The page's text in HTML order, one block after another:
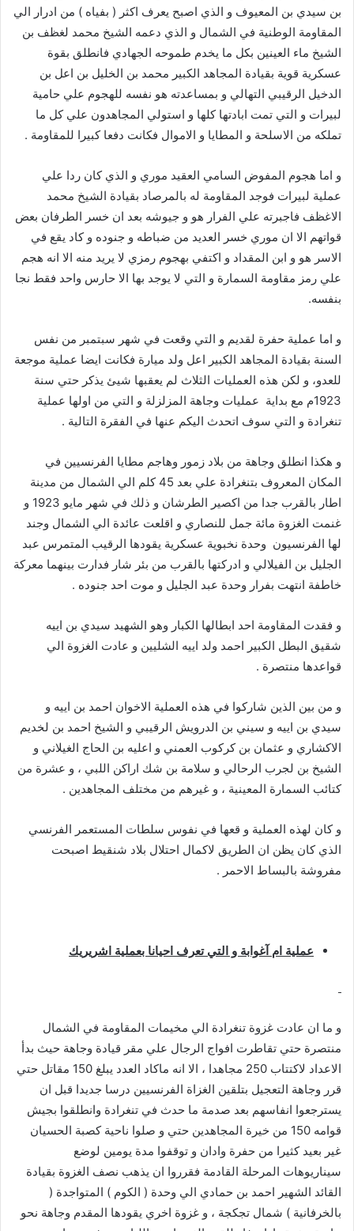
بن سيدي بن المعيوف و الذي اصبح يعرف اكثر ( بفياه ) من ادرار الي
المقاومة الوطنية في الشمال و الذي دعمه الشيخ محمد لغظف بن
الشيخ ماء العينين بكل ما يخدم طموحه الجهادي فانطلق بقوة
عسكرية قوية بقيادة المجاهد الكبير محمد بن الخليل بن اعل بن
الدخيل الرقيبي التهالي و بمساعدته هو نفسه للهجوم علي حامية
لبيرات و التي تمت ابادتها كلها و استولي المجاهدون علي كل ما
تملكه من الاسلحة و المطايا و الاموال فكانت دفعا كبيرا للمقاومة .
و اما هجوم المفوض السامي العقيد موري و الذي كان ردا علي
عملية لبيرات فوجد المقاومة له بالمرصاد بقيادة الشيخ محمد
الاغظف فاجبرته علي الفرار هو و جيوشه بعد ان خسر الطرفان بعض
قواتهم الا ان موري خسر العديد من ضباطه و جنوده و كاد يقع في
الاسر هو و ابن المقداد و اكتفي بهجوم رمزي لا يريد منه الا انه هجم
علي رمز مقاومة السمارة و التي لا يوجد بها الا حارس واحد فقط نجا
بنفسه.
و اما عملية حفرة لقديم و التي وقعت في شهر سبتمبر من نفس
السنة بقيادة المجاهد الكبير اعل ولد ميارة فكانت ايضا عملية موجعة
للعدو، و لكن هذه العمليات الثلاث لم يعقبها شيئ يذكر حتي سنة
1923م مع بداية عمليات وجاهة المزلزلة و التي من اولها عملية
تنغرادة و التي سوف اتحدث اليكم عنها في الفقرة التالية .
و هكذا انطلق وجاهة من بلاد زمور وهاجم مطايا الفرنسيين في
المكان المعروف بتنغرادة علي بعد 45 كلم الي الشمال من مدينة
اطار بالقرب جدا من اكصير الطرشان و ذلك في شهر مايو 1923 و
غنمت الغزوة مائة جمل للنصاري و اقلعت عائدة الي الشمال وجند
لها الفرنسيون وحدة نخبوية عسكرية يقودها الرقيب المتمرس عبد
الجليل بن الفيلالي و ادركتها بالقرب من بئر شار فدارت بينهما معركة
خاطفة انتهت بفرار وحدة عبد الجليل و موت احد جنوده .
و فقدت المقاومة احد ابطالها الكبار وهو الشهيد سيدي بن اييه
شقيق البطل الكبير احمد ولد اييه الشليين و عادت الغزوة الي
قواعدها منتصرة .
و من بين الذين شاركوا في هذه العملية الاخوان احمد بن اييه و
سيدي بن اييه و سيني بن الدرويش الرقيبي و الشيخ احمد بن لخديم
الاكشاري و عثمان بن كركوب العمني و اعليه بن الحاج الغيلاني و
الشيخ بن لجرب الرحالي و سلامة بن شك اراكن اللبي ، و عشرة من
كتائب السمارة المعينية ، و غيرهم من مختلف المجاهدين .
و كان لهذه العملية و قعها في نفوس سلطات المستعمر الفرنسي
الذي كان يظن ان الطريق لاكمال احتلال بلاد شنقيط اصبحت
مفروشة بالبساط الاحمر .
عملية ام آغوابة و التي تعرف احيانا بعملية اشريريك
و ما ان عادت غزوة تنغرادة الي مخيمات المقاومة في الشمال
منتصرة حتي تقاطرت افواج الرجال علي مقر قيادة وجاهة حيث بدأ
الاعداد لاكتتاب 250 مجاهدا ، الا انه ماكاد العدد يبلغ 150 مقاتل حتي
قرر وجاهة التعجيل بتلقين الغزاة الفرنسيين درسا جديدا قبل ان
يسترجعوا انفاسهم بعد صدمة ما حدث في تنغرادة وانطلقوا بجيش
قوامه 150 من خيرة المجاهدين حتي و صلوا ناحية كصبة الحسيان
غير بعيد كثيرا من حفرة وادان و توقفوا مدة يومين لوضع
سيناريوهات المرحلة القادمة فقرروا ان يذهب نصف الغزوة بقيادة
القائد الشهير احمد بن حمادي الي وحدة ( الكوم ) المتواجدة (
بالخرفانية ) شمال تجكجة ، و غزوة اخري يقودها المقدم وجاهة نحو